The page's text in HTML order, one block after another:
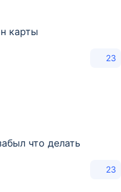
карты
23
что делать
23